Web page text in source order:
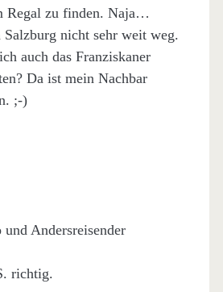
Regal zu finden. Naja…
nicht sehr weit weg.
auch das Franziskaner
Da ist mein Nachbar
;-)
Andersreisender
richtig.